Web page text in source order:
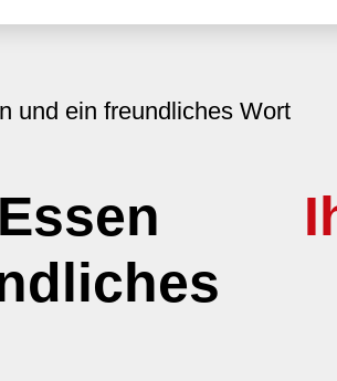
und ein freundliches Wort